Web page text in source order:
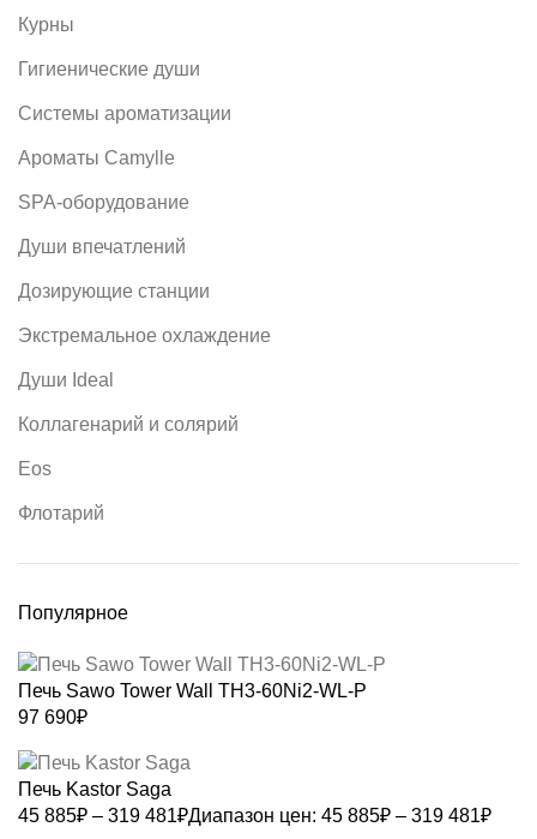
Курны
Гигиенические души
Системы ароматизации
Ароматы Camylle
SPA-оборудование
Души впечатлений
Дозирующие станции
Экстремальное охлаждение
Души Ideal
Коллагенарий и солярий
Eos
Флотарий
Популярное
Печь Sawo Tower Wall TH3-60Ni2-WL-P
97 690₽
Печь Kastor Saga
45 885₽ – 319 481₽Диапазон цен: 45 885₽ – 319 481₽